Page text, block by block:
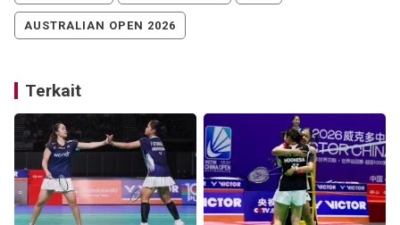
AUSTRALIAN OPEN 2026
Terkait